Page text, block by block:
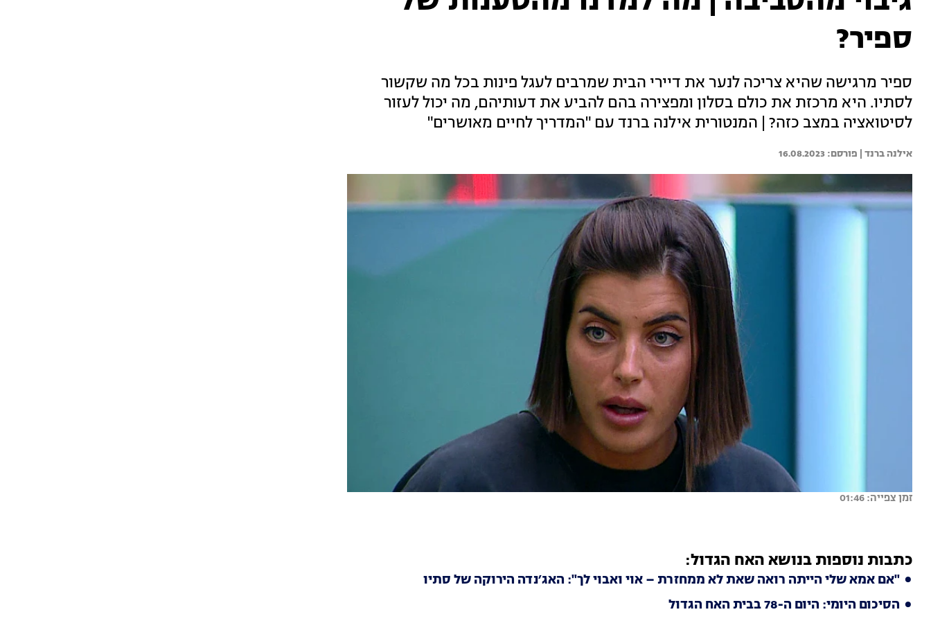
ספיר?
ספיר מרגישה שהיא צריכה לנער את דיירי הבית שמרבים לעגל פינות בכל מה שקשור
לסתיו. היא מרכזת את כולם בסלון ומפצירה בהם להביע את דעותיהם, מה יכול לעזור
לסיטואציה במצב כזה? | המנטורית אילנה ברנד עם "המדריך לחיים מאושרים"
אילנה ברנד | 16.08.2023
זמן צפייה: 01:46
כתבות נוספות בנושא האח הגדול:
"אם אמא שלי הייתה רואה שאת לא ממחזרת – אוי ואבוי לך": האג׳נדה הירוקה של סתיו
הסיכום היומי: היום ה-78 בבית האח הגדול